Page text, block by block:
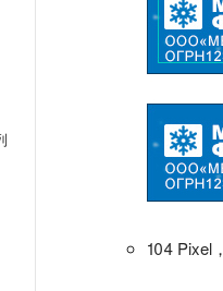
104 Pixel